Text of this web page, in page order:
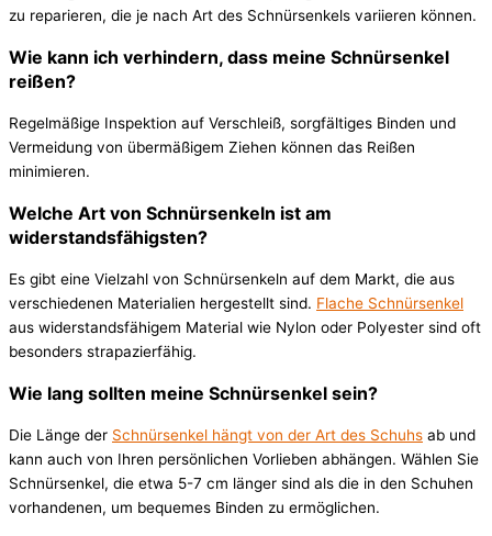
zu reparieren, die je nach Art des Schnürsenkels variieren können.
Wie kann ich verhindern, dass meine Schnürsenkel
reißen?
Regelmäßige Inspektion auf Verschleiß, sorgfältiges Binden und
Vermeidung von übermäßigem Ziehen können das Reißen
minimieren.
Welche Art von Schnürsenkeln ist am
widerstandsfähigsten?
Es gibt eine Vielzahl von Schnürsenkeln auf dem Markt, die aus
verschiedenen Materialien hergestellt sind. Flache Schnürsenkel
aus widerstandsfähigem Material wie Nylon oder Polyester sind oft
besonders strapazierfähig.
Wie lang sollten meine Schnürsenkel sein?
Die Länge der Schnürsenkel hängt von der Art des Schuhs ab und
kann auch von Ihren persönlichen Vorlieben abhängen. Wählen Sie
Schnürsenkel, die etwa 5-7 cm länger sind als die in den Schuhen
vorhandenen, um bequemes Binden zu ermöglichen.